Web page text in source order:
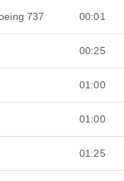
737 00:01
00:25
01:00
01:00
01:25